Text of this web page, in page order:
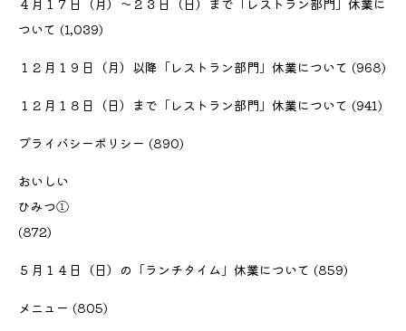
４月１７日（月）〜２３日（日）まで「レストラン部門」休業に
ついて (1,039)
１２月１９日（月）以降「レストラン部門」休業について (968)
１２月１８日（日）まで「レストラン部門」休業について (941)
プライバシーポリシー (890)
おいしい
ひみつ①
(872)
５月１４日（日）の「ランチタイム」休業について (859)
メニュー (805)